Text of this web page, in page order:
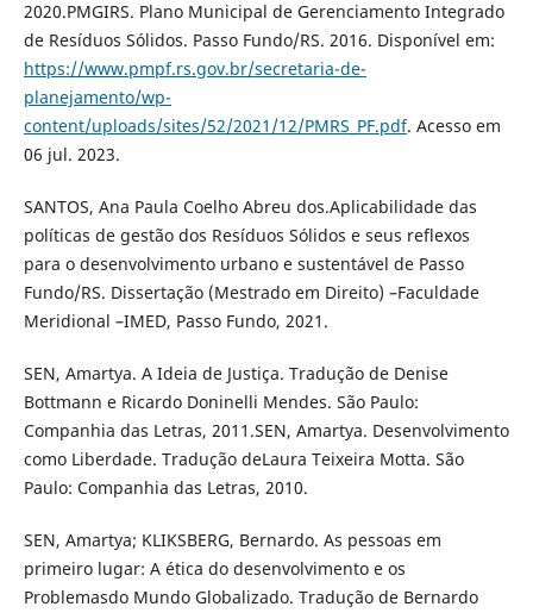
2020.PMGIRS. Plano Municipal de Gerenciamento Integrado
de Resíduos Sólidos. Passo Fundo/RS. 2016. Disponível em:
https://www.pmpf.rs.gov.br/secretaria-de-
planejamento/wp-
content/uploads/sites/52/2021/12/PMRS_PF.pdf. Acesso em
06 jul. 2023.
SANTOS, Ana Paula Coelho Abreu dos.Aplicabilidade das
políticas de gestão dos Resíduos Sólidos e seus reflexos
para o desenvolvimento urbano e sustentável de Passo
Fundo/RS. Dissertação (Mestrado em Direito) –Faculdade
Meridional –IMED, Passo Fundo, 2021.
SEN, Amartya. A Ideia de Justiça. Tradução de Denise
Bottmann e Ricardo Doninelli Mendes. São Paulo:
Companhia das Letras, 2011.SEN, Amartya. Desenvolvimento
como Liberdade. Tradução deLaura Teixeira Motta. São
Paulo: Companhia das Letras, 2010.
SEN, Amartya; KLIKSBERG, Bernardo. As pessoas em
primeiro lugar: A ética do desenvolvimento e os
Problemasdo Mundo Globalizado. Tradução de Bernardo